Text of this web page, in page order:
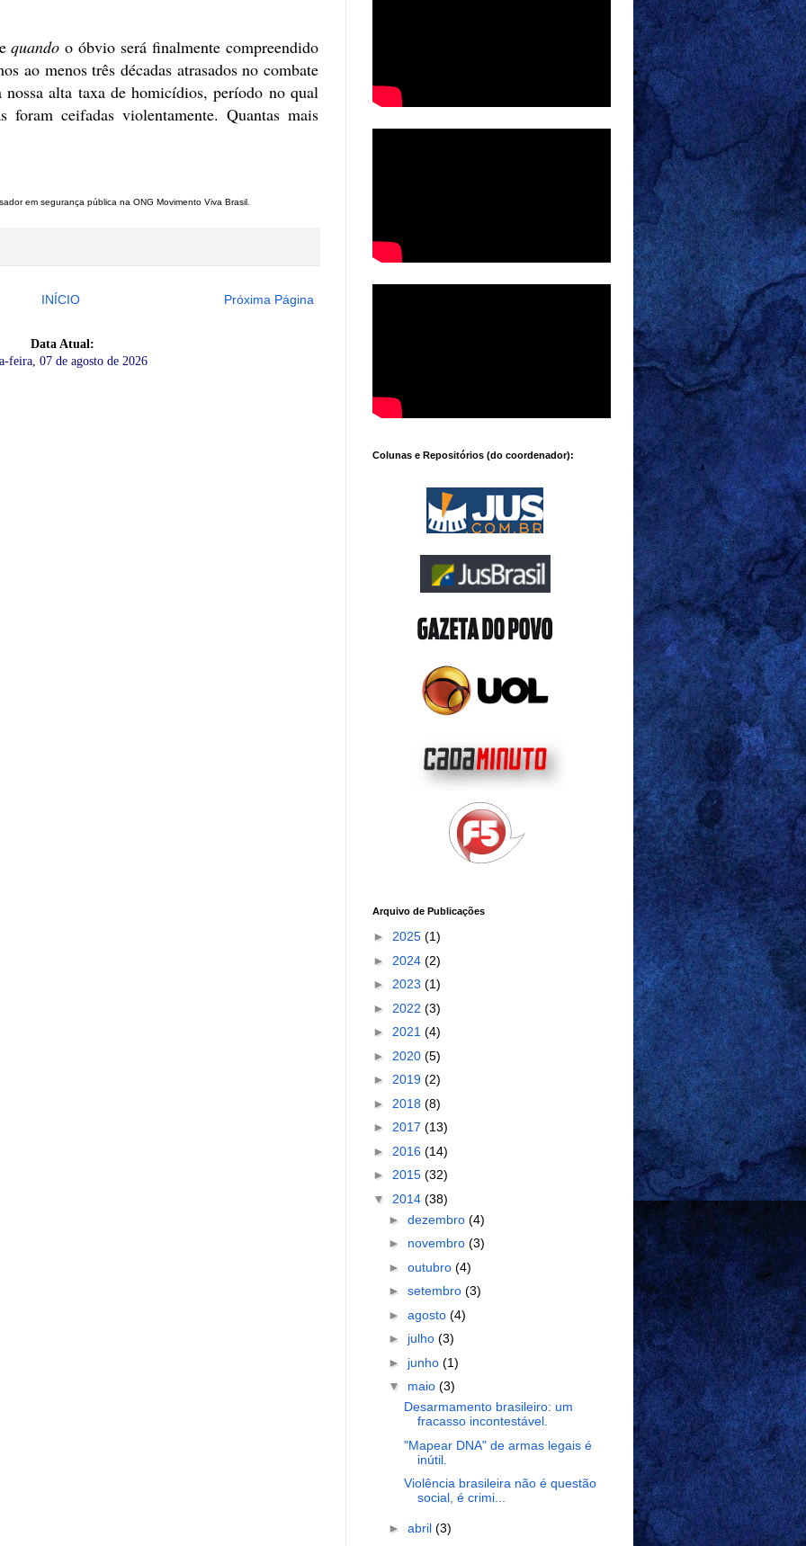
quando o óbvio será finalmente compreendido
ao menos três décadas atrasados no combate
nossa alta taxa de homicídios, período no qual
ceifadas violentamente. Quantas mais
em segurança pública na ONG Movimento Viva Brasil
Próxima Página
INÍCIO
Data Atual:
feira, 07 de agosto de 2026
Colunas e Repositórios (do coordenador):
Arquivo de Publicações
► 2025 (1)
► 2024 (2)
► 2023 (1)
► 2022 (3)
► 2021 (4)
► 2020 (5)
► 2019 (2)
► 2018 (8)
► 2017 (13)
► 2016 (14)
► 2015 (32)
▼ 2014 (38)
► dezembro (4)
► novembro (3)
► outubro (4)
► setembro (3)
► agosto (4)
► julho (3)
► junho (1)
▼ maio (3)
Desarmamento brasileiro: um
fracasso incontestável.
"Mapear DNA" de armas legais é
inútil.
Violência brasileira não é questão
social, é crimi...
► abril (3)